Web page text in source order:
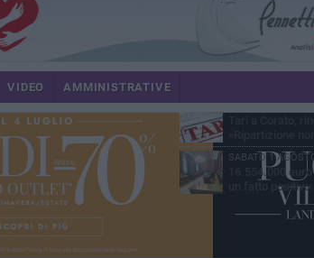
VIDEO AMMINISTRATIVE
GIOVEDÌ 6 AGOSTO
Gaetano
nasce a Corato
MERCOLEDÌ 5
Chiuso
GIOVEDÌ 6
imprese»
SABATO 1
16.554.000
un fatto
spesa o le entrate sono